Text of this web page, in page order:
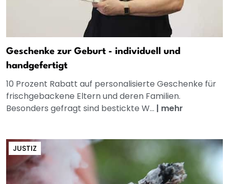
Geschenke zur Geburt - individuell und
handgefertigt
10 Prozent Rabatt auf personalisierte Geschenke für
frischgebackene Eltern und deren Familien.
Besonders gefragt sind bestickte W... | mehr
JUSTIZ